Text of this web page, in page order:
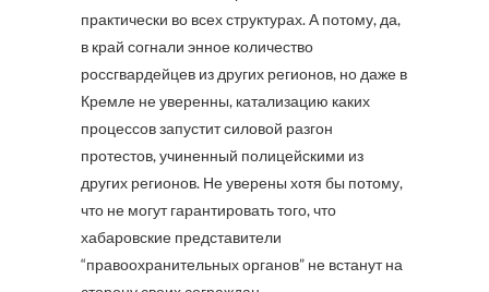
практически во всех структурах. А потому, да,
в край согнали энное количество
россгвардейцев из других регионов, но даже в
Кремле не уверенны, катализацию каких
процессов запустит силовой разгон
протестов, учиненный полицейскими из
других регионов. Не уверены хотя бы потому,
что не могут гарантировать того, что
хабаровские представители
“правоохранительных органов” не встанут на